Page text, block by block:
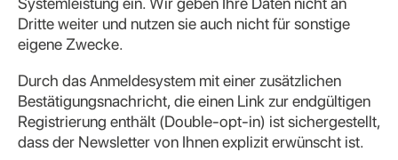
Dritte weiter und nutzen sie auch nicht für sonstige
eigene Zwecke.
Durch das Anmeldesystem mit einer zusätzlichen
Bestätigungsnachricht, die einen Link zur endgültigen
Registrierung enthält (Double-opt-in) ist sichergestellt,
dass der Newsletter von Ihnen explizit erwünscht ist.